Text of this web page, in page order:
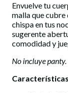
Envuelve tu
malla que cubre
chispa en tus
sugerente
comodidad y
No incluye panty.